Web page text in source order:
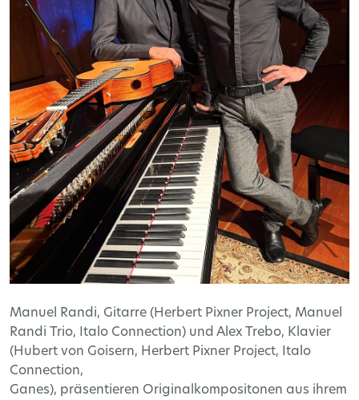
Manuel Randi, Gitarre (Herbert Pixner Project, Manuel
Randi Trio, Italo Connection) und Alex Trebo, Klavier
(Hubert von Goisern, Herbert Pixner Project, Italo
Connection,
Ganes), präsentieren Originalkompositonen aus ihrem